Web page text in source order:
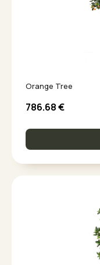
Orange Tree
786.68€